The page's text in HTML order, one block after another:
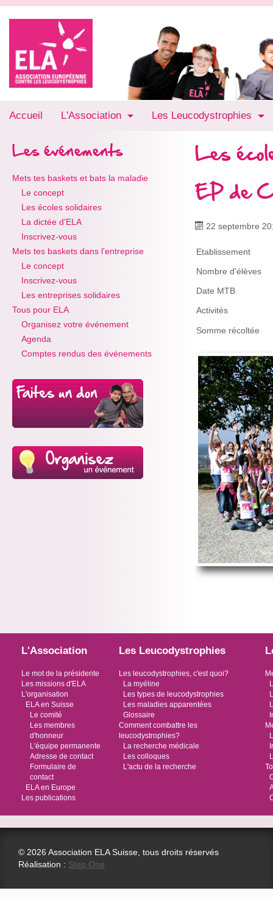
Accueil L'Association Les Leucodystrophies
Les événements
Mets tes baskets et bats la maladie
Le concept
Les écoles solidaires
La dictée d'ELA
Inscrivez-vous
Mets tes baskets dans l'entreprise
Le concept
Inscrivez-vous
Les entreprises solidaires
Tous pour ELA
Organisez votre événement
Agenda
Comptes rendus des événements
Les
EP de
22 septembre
Etablissement
Nombre d'élèves
Date MTB
Activités
Somme récoltée
L'Association
Le mot de la présidente
Les missions d'ELA
L'organisation
ELA en Suisse
Le comité
Les membres
d'honneur
L'équipe permanente
Adresse de contact
Formulaire de
contact
ELA en Europe
Les publications
Les Leucodystrophies
Les leucodystrophies, c'est quoi?
La myéline
Les types de leucodystrophies
Les maladies apparentées
Glossaire
Comment combattre les
leucodystrophies?
La recherche médicale
Les colloques
L'actu de la recherche
© 2026 Association ELA Suisse, tous droits réservés
Réalisation : Step One